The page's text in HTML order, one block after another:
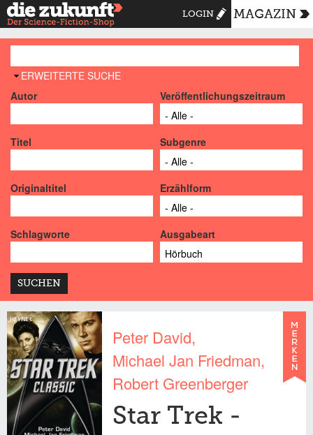
LOGIN MAGAZIN
AUSBLENDEN
ERWEITERTE SUCHE
Autor
Veröffentlichungszeitraum
Titel Subgenre
Originaltitel Erzählform
Schlagworte Ausgabeart
Peter David
Michael Jan Friedman
Robert Greenberger
Star Trek -